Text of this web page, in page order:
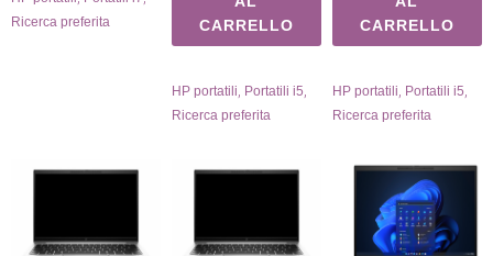
Ricerca preferita
CARRELLO
HP portatili, Portatili i5,
Ricerca preferita
CARRELLO
HP portatili, Portatili i5,
Ricerca preferita